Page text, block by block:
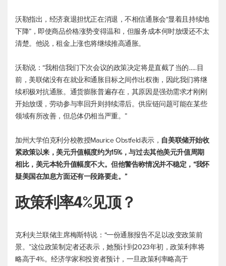
沃勒指出，经济衰退担忧正在消退，不相信通胀会“显着且持续地
下降”，即使商品价格涨势变得温和，但服务成本何时放缓还不太
清楚。他说，租金上涨也将继续推高通胀。
沃勒说：“我相信我们下次会议的政策决定将是直截了当的......目
前，美联储没有在就业和通胀目标之间作出权衡，因此我们将继
续积极对抗通胀。通货膨胀普遍存在，其原因是强劲需求才刚刚
开始放缓，劳动参与率回升则持续滞后。供应链问题可能在某些
领域有所改善，但总体仍相当严重。”
加州大学伯克利分校教授Maurice Obstfeld表示， 自美联储开始收
紧政策以来，美元升值幅度约为15%，与过去其他美元升值周期
相比，美元本轮升值幅度不大。但他警告称情况并不稳定，“我怀
疑美国在加息方面还有一段路要走。”
政策利率4%见顶？
克利夫兰联储主席梅斯特说：“一份通胀报告不足以改变政策前
景。”这位政策制定者还表示，她预计到2023年初，政策利率将
略高于4%。经济学家和投资者预计，一旦政策利率略高于